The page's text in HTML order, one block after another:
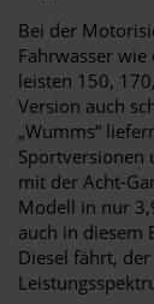
Bei der
Fahrwasser
leisten 150,
Version auch
„Wumms“
Sportversionen
mit der Acht-
Modell in nur
auch in diesem
Diesel fährt,